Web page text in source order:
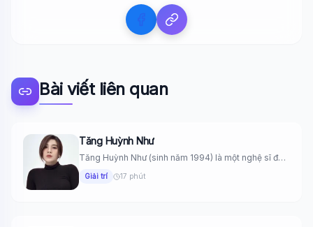
Bài viết liên quan
Tăng Huỳnh Như
Tăng Huỳnh Như (sinh năm 1994) là một nghệ sĩ đa
Giải trí 17 phút